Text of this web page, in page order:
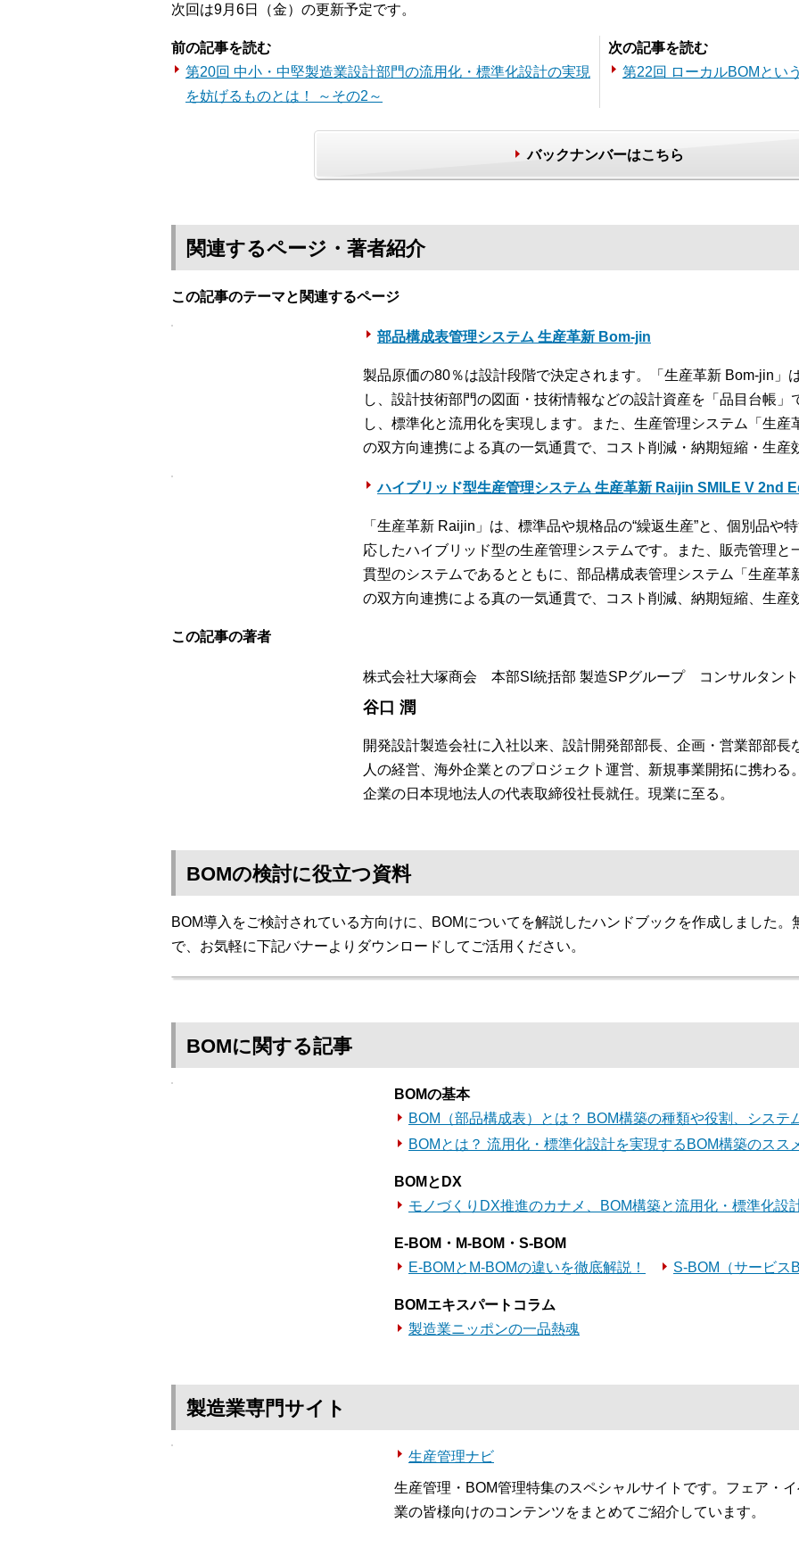
次回は9月6日（金）の更新予定です。
前の記事を読む
第20回 中小・中堅製造業設計部門の流用化・標準化設計の実現
を妨げるものとは！ ～その2～
次の記事を読む
第22回 ローカルBOMとい
バックナンバーはこちら
関連するページ・著者紹介
この記事のテーマと関連するページ
部品構成表管理システム 生産革新 Bom-jin
製品原価の80％は設計段階で決定されます。「生産革新 Bom-jin」
し、設計技術部門の図面・技術情報などの設計資産を「品目台帳
し、標準化と流用化を実現します。また、生産管理システム「生
の双方向連携による真の一気通貫で、コスト削減・納期短縮・生産
ハイブリッド型生産管理システム 生産革新 Raijin SMILE V 2nd
「生産革新 Raijin」は、標準品や規格品の“繰返生産”と、個別品や
応したハイブリッド型の生産管理システムです。また、販売管理
貫型のシステムであるとともに、部品構成表管理システム「生産革
の双方向連携による真の一気通貫で、コスト削減、納期短縮、生産
この記事の著者
株式会社大塚商会 本部SI統括部 製造SPグループ コンサルタント
谷口 潤
開発設計製造会社に入社以来、設計開発部部長、企画・営業部部
人の経営、海外企業とのプロジェクト運営、新規事業開拓に携わ
企業の日本現地法人の代表取締役社長就任。現業に至る。
BOMの検討に役立つ資料
BOM導入をご検討されている方向けに、BOMについてを解説したハンドブックを作成しました
で、お気軽に下記バナーよりダウンロードしてご活用ください。
BOMに関する記事
BOMの基本
BOM（部品構成表）とは？ BOM構築の種類や役割、システ
BOMとは？ 流用化・標準化設計を実現するBOM構築のスス
BOMとDX
モノづくりDX推進のカナメ、BOM構築と流用化・標準化設
E-BOM・M-BOM・S-BOM
E-BOMとM-BOMの違いを徹底解説！
S-BOM（サービス
BOMエキスパートコラム
製造業ニッポンの一品熱魂
製造業専門サイト
生産管理ナビ
生産管理・BOM管理特集のスペシャルサイトです。フェア・
業の皆様向けのコンテンツをまとめてご紹介しています。